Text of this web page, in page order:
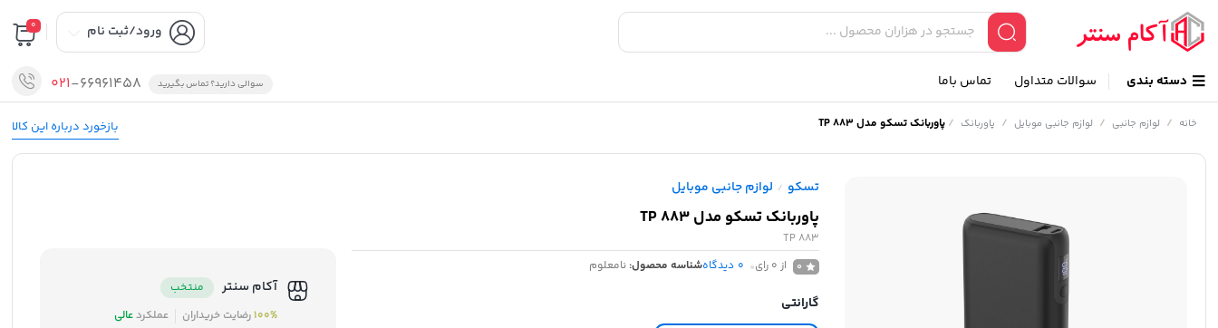
ورود/ثبت نام 0
دسته بندی سوالات متداول تماس باما سوالی دارید؟ تماس بگیرید 021-66961458
بازخورد درباره این کالا خانه / لوازم جانبی / لوازم جانبی موبایل / پاوربانک /پاوربانک تسکو مدل TP 883
تسکو / لوازم جانبی موبایل
پاوربانک تسکو مدل TP 883
TP 883
0 از 0 رای 0 دیدگاهشناسه محصول: نامعلوم
گارانتی
آکام سنتر
منتخب
100%رضایت خریداران عملکردعالی